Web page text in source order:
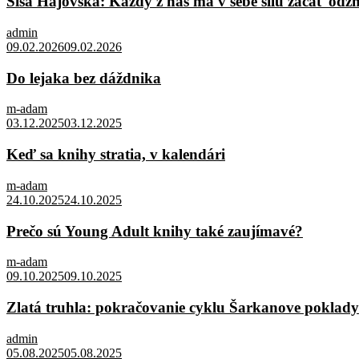
admin
09.02.202609.02.2026
Do lejaka bez dáždnika
m-adam
03.12.202503.12.2025
Keď sa knihy stratia, v kalendári
m-adam
24.10.202524.10.2025
Prečo sú Young Adult knihy také zaujímavé?
m-adam
09.10.202509.10.2025
Zlatá truhla: pokračovanie cyklu Šarkanove poklady
admin
05.08.202505.08.2025